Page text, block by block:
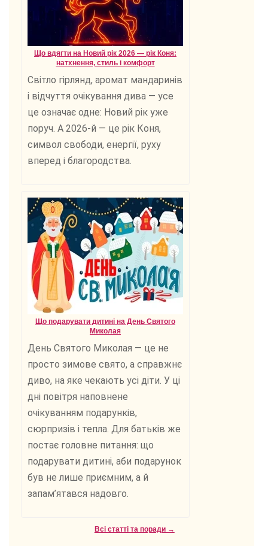
Що вдягти на Новий рік 2026 — рік Коня:
натхнення, стиль і комфорт
Світло гірлянд, аромат мандаринів
і відчуття очікування дива — усе
це означає одне: Новий рік уже
поруч. А 2026-й — це рік Коня,
символ свободи, енергії, руху
вперед і благородства.
Що подарувати дитині на День Святого
Миколая
День Святого Миколая — це не
просто зимове свято, а справжнє
диво, на яке чекають усі діти. У ці
дні повітря наповнене
очікуванням подарунків,
сюрпризів і тепла. Для батьків же
постає головне питання: що
подарувати дитині, аби подарунок
був не лише приємним, а й
запам’ятався надовго.
Всі статті та поради →